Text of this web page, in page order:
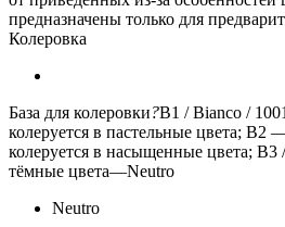
предназначены только для
Колеровка
База для колеровки?B1 / Bianco /
колеруется в пастельные цвета; B2
колеруется в насыщенные цвета;
тёмные цвета—Neutro
Neutro